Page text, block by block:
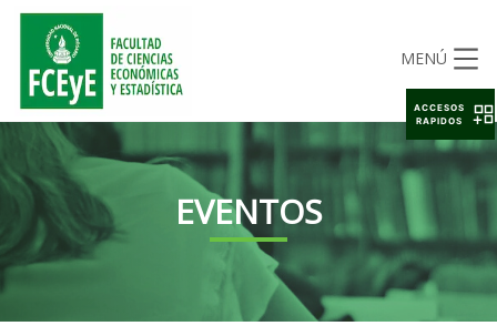
MENÚ
EVENTOS
ACCESOS
RAPIDOS